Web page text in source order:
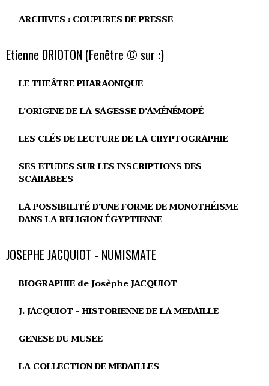
ARCHIVES : COUPURES DE PRESSE
Etienne DRIOTON (Fenêtre © sur :)
LE THEÂTRE PHARAONIQUE
L'ORIGINE DE LA SAGESSE D'AMÉNÉMOPÉ
LES CLÉS DE LECTURE DE LA CRYPTOGRAPHIE
SES ETUDES SUR LES INSCRIPTIONS DES
SCARABEES
LA POSSIBILITÉ D'UNE FORME DE MONOTHÉISME
DANS LA RELIGION ÉGYPTIENNE
JOSEPHE JACQUIOT - NUMISMATE
BIOGRAPHIE de Josèphe JACQUIOT
J. JACQUIOT - HISTORIENNE DE LA MEDAILLE
GENESE DU MUSEE
LA COLLECTION DE MEDAILLES